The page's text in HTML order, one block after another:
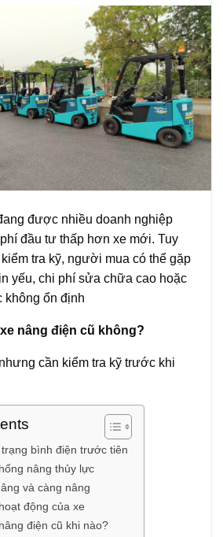
được nhiều doanh nghiệp
đầu tư thấp hơn xe mới. Tuy
tra kỹ, người mua có thể gặp
yếu, chi phí sửa chữa cao hoặc
không ổn định
nâng điện cũ không?
cần kiểm tra kỹ trước khi
bình điện trước tiên
nâng thủy lực
và càng nâng
động của xe
điện cũ khi nào?